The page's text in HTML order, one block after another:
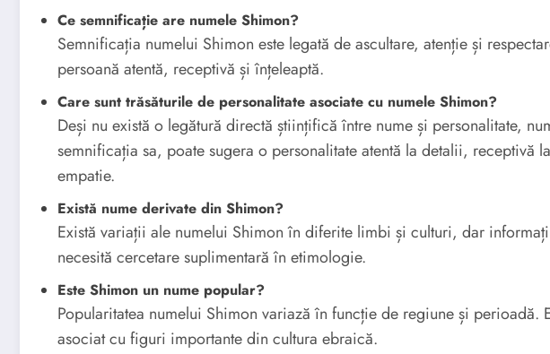
Ce semnificație are numele Shimon?
Semnificația numelui Shimon este legată de ascultare, atenție și
persoană atentă, receptivă și înțeleaptă.
Care sunt trăsăturile de personalitate asociate cu numele Shimon?
Deși nu există o legătură directă științifică între nume și personalitate,
semnificația sa, poate sugera o personalitate atentă la detalii, receptivă
empatie.
Există nume derivate din Shimon?
Există variații ale numelui Shimon în diferite limbi și culturi, dar
necesită cercetare suplimentară în etimologie.
Este Shimon un nume popular?
Popularitatea numelui Shimon variază în funcție de regiune și perioadă.
asociat cu figuri importante din cultura ebraică.